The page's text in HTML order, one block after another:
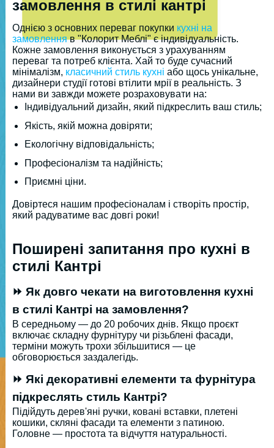
замовлення в стилі кантрі
Однією з основних переваг покупки кухні на
замовленняв "Колорит Меблі" є індивідуальність.
Кожне замовлення виконується з урахуванням
переваг та потреб клієнта. Хай то буде сучасний
мінімалізм, класичний стиль кухні або щось унікальне,
дизайнери студії готові втілити мрії в реальність. З
нами ви завжди можете розраховувати на:
Індивідуальний дизайн, який підкреслить ваш стиль;
Якість, якій можна довіряти;
Екологічну відповідальність;
Професіоналізм та надійність;
Приємні ціни.
Довіртеся нашим професіоналам і створіть простір,
який радуватиме вас довгі роки!
Поширені запитання про кухні в
стилі Кантрі
⏩ Як довго чекати на виготовлення кухні
в стилі Кантрі на замовлення?
В середньому — до 20 робочих днів. Якщо проєкт
включає складну фурнітуру чи різьблені фасади,
терміни можуть трохи збільшитися — це
обговорюється заздалегідь.
⏩ Які декоративні елементи та фурнітура
підкреслять стиль Кантрі?
Підійдуть дерев'яні ручки, ковані вставки, плетені
кошики, скляні фасади та елементи з патиною.
Головне — простота та відчуття натуральності.